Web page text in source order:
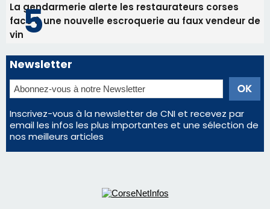
La gendarmerie alerte les restaurateurs corses
face à une nouvelle escroquerie au faux vendeur de
vin
Newsletter
Inscrivez-vous à la newsletter de CNI et recevez par
email les infos les plus importantes et une sélection de
nos meilleurs articles